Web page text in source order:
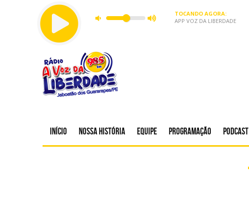
TOCANDO AGORA:
APP VOZ DA LIBERDADE
Início Nossa história Equipe Programação Podcast